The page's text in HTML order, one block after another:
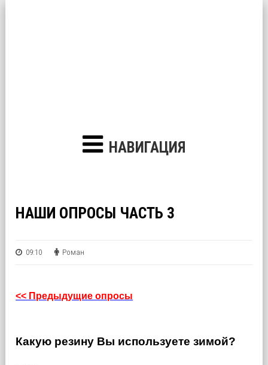
НАВИГАЦИЯ
НАШИ ОПРОСЫ ЧАСТЬ 3
09:10 Роман
<< Предыдущие опросы
Какую резину Вы используете зимой?